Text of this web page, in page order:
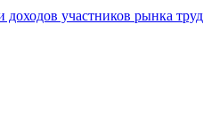
участников рынка